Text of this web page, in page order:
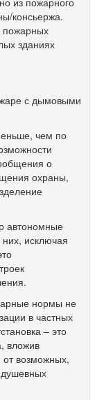
консьержа.
пожарных
зданиях
с дымовыми
чем по
о
охраны,
автономные
исключая
нормы не
в частных
– это
вложив
от возможных,
душевных